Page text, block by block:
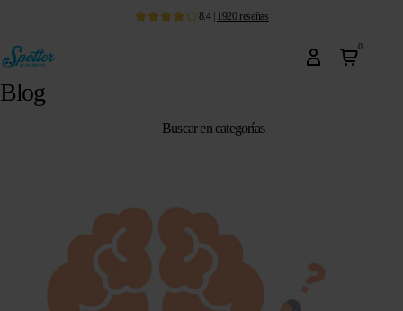
8.4| 1920 reseñas
0
Blog
Buscar en categorías